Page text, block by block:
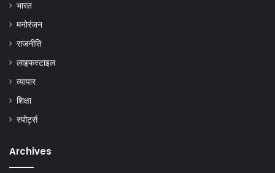
भारत
मनोरंजन
राजनीति
लाइफस्टाइल
व्यापार
शिक्षा
स्पोर्ट्स
Archives